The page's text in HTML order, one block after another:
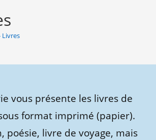
Livres
vous présente les livres de
format imprimé (papier).
poésie, livre de voyage, mais